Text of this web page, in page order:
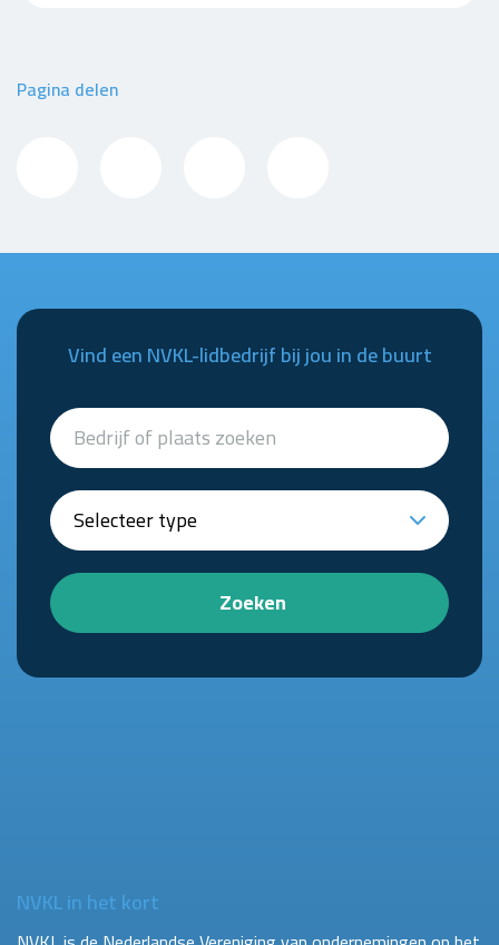
Pagina delen
Vind een NVKL-lidbedrijf bij jou in de buurt
Zoeken
NVKL in het kort